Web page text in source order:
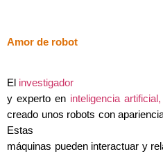
Amor de robot
El investigador
y experto en inteligencia artificial,
creado unos robots con
Estas
máquinas pueden interactuar y